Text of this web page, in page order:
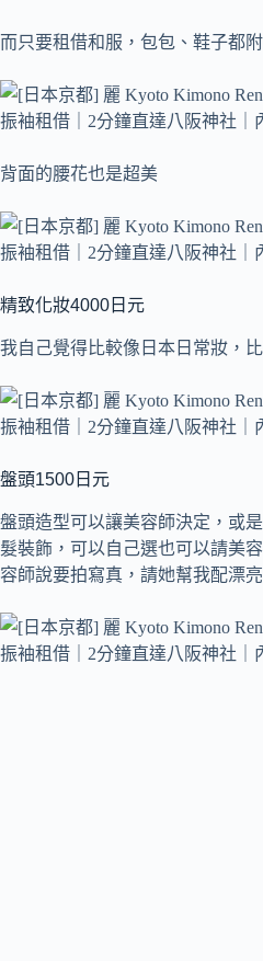
而只要租借和服，包包、鞋子都
背面的腰花也是超美
精致化妝4000日元
我自己覺得比較像日本日常妝，
盤頭1500日元
盤頭造型可以讓美容師決定，或
髮裝飾，可以自己選也可以請美
容師說要拍寫真，請她幫我配漂